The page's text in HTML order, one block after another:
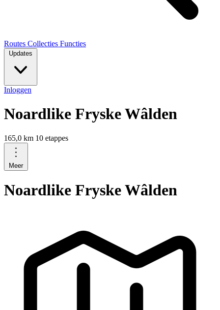
Routes Collecties Functies
Updates
Inloggen
Noardlike Fryske Wâlden
165,0 km 10 etappes
Meer
Noardlike Fryske Wâlden